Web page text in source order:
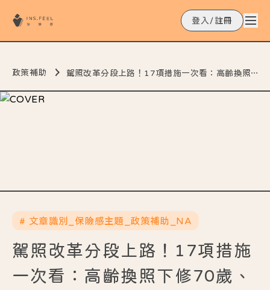
登入/註冊
政策補助 駕照改革分段上路！17項措施一次看：高齡換照下修70歲、筆試取消是非題
# 文章識別_保險感主題_政策補助_NA
駕照改革分段上路！17項措施
一次看：高齡換照下修70歲、